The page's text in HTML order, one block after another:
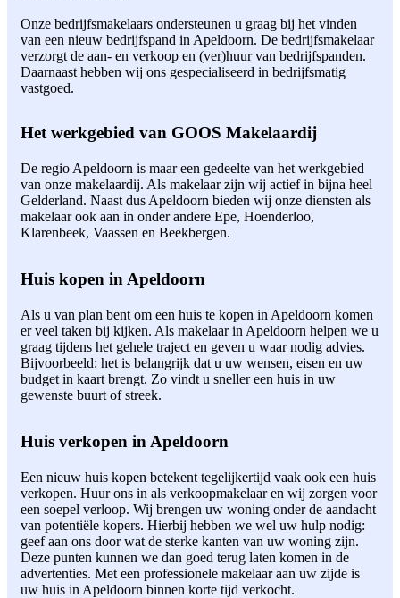
Onze bedrijfsmakelaars ondersteunen u graag bij het vinden
van een nieuw bedrijfspand in Apeldoorn. De bedrijfsmakelaar
verzorgt de aan- en verkoop en (ver)huur van bedrijfspanden.
Daarnaast hebben wij ons gespecialiseerd in bedrijfsmatig
vastgoed.
Het werkgebied van GOOS Makelaardij
De regio Apeldoorn is maar een gedeelte van het werkgebied
van onze makelaardij. Als makelaar zijn wij actief in bijna heel
Gelderland. Naast dus Apeldoorn bieden wij onze diensten als
makelaar ook aan in onder andere Epe, Hoenderloo,
Klarenbeek, Vaassen en Beekbergen.
Huis kopen in Apeldoorn
Als u van plan bent om een huis te kopen in Apeldoorn komen
er veel taken bij kijken. Als makelaar in Apeldoorn helpen we u
graag tijdens het gehele traject en geven u waar nodig advies.
Bijvoorbeeld: het is belangrijk dat u uw wensen, eisen en uw
budget in kaart brengt. Zo vindt u sneller een huis in uw
gewenste buurt of streek.
Huis verkopen in Apeldoorn
Een nieuw huis kopen betekent tegelijkertijd vaak ook een huis
verkopen. Huur ons in als verkoopmakelaar en wij zorgen voor
een soepel verloop. Wij brengen uw woning onder de aandacht
van potentiële kopers. Hierbij hebben we wel uw hulp nodig:
geef aan ons door wat de sterke kanten van uw woning zijn.
Deze punten kunnen we dan goed terug laten komen in de
advertenties. Met een professionele makelaar aan uw zijde is
uw huis in Apeldoorn binnen korte tijd verkocht.